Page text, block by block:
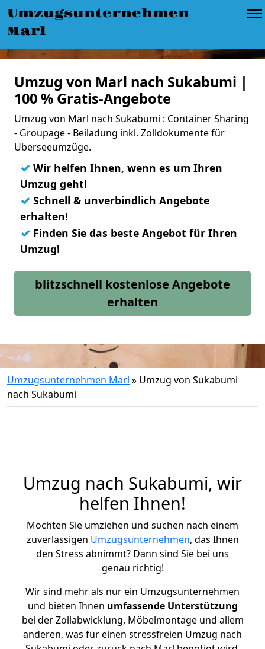
Umzugsunternehmen
Marl
Umzug von Marl nach Sukabumi |
100 % Gratis-Angebote
Umzug von Marl nach Sukabumi : Container Sharing
- Groupage - Beiladung inkl. Zolldokumente für
Überseeumzüge.
✓ Wir helfen Ihnen, wenn es um Ihren
Umzug geht!
✓ Schnell & unverbindlich Angebote
erhalten!
✓ Finden Sie das beste Angebot für Ihren
Umzug!
blitzschnell kostenlose Angebote
erhalten
Umzugsunternehmen Marl » Umzug von Sukabumi
nach Sukabumi
Umzug nach Sukabumi, wir
helfen Ihnen!
Möchten Sie umziehen und suchen nach einem
zuverlässigen Umzugsunternehmen, das Ihnen
den Stress abnimmt? Dann sind Sie bei uns
genau richtig!
Wir sind mehr als nur ein Umzugsunternehmen
und bieten Ihnen umfassende Unterstützung
bei der Zollabwicklung, Möbelmontage und allem
anderen, was für einen stressfreien Umzug nach